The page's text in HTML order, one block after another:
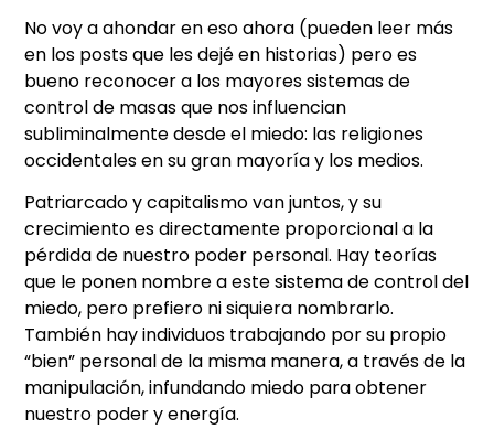
No voy a ahondar en eso ahora (pueden leer más
en los posts que les dejé en historias) pero es
bueno reconocer a los mayores sistemas de
control de masas que nos influencian
subliminalmente desde el miedo: las religiones
occidentales en su gran mayoría y los medios.
Patriarcado y capitalismo van juntos, y su
crecimiento es directamente proporcional a la
pérdida de nuestro poder personal. Hay teorías
que le ponen nombre a este sistema de control del
miedo, pero prefiero ni siquiera nombrarlo.
También hay individuos trabajando por su propio
“bien” personal de la misma manera, a través de la
manipulación, infundando miedo para obtener
nuestro poder y energía.